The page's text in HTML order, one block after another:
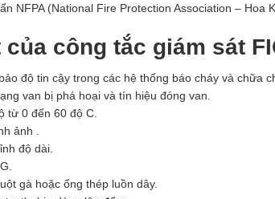
NFPA (National Fire Protection Association – Hoa
công tắc giám sát
độ tin cậy trong các hệ thống báo cháy và chữa
van bị phá hoại và tín hiệu đóng van.
từ 0 đến 60 độ C.
ảnh .
độ dài.
gà hoặc ống thép luồn dây.